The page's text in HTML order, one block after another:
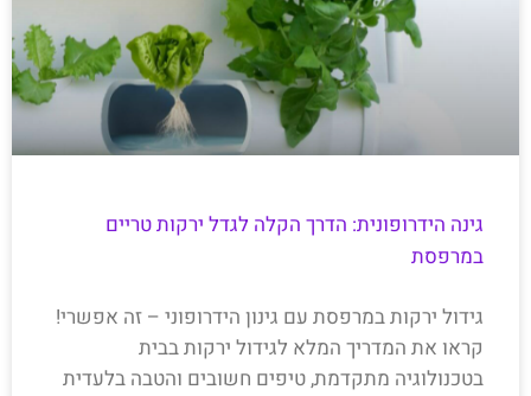
גינה הידרופונית: הדרך הקלה לגדל ירקות טריים
במרפסת
גידול ירקות במרפסת עם גינון הידרופוני – זה אפשרי!
קראו את המדריך המלא לגידול ירקות בבית
בטכנולוגיה מתקדמת, טיפים חשובים והטבה בלעדית